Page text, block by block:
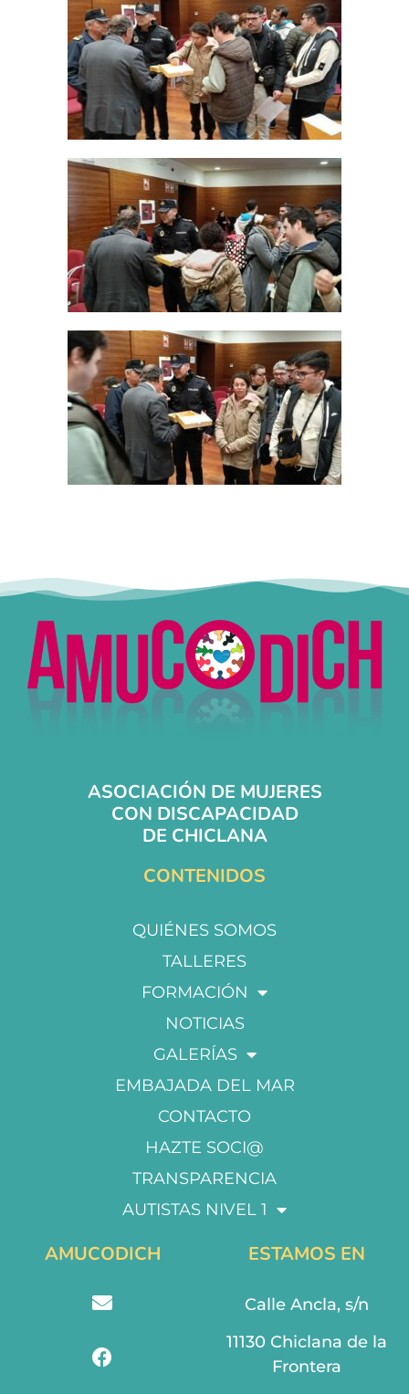
ASOCIACIÓN DE MUJERES
CON DISCAPACIDAD
DE CHICLANA
CONTENIDOS
QUIÉNES SOMOS
TALLERES
FORMACIÓN
NOTICIAS
GALERÍAS
EMBAJADA DEL MAR
CONTACTO
HAZTE SOCI@
TRANSPARENCIA
AUTISTAS NIVEL 1
AMUCODICH ESTAMOS EN
Calle Ancla, s/n
11130 Chiclana de la
Frontera